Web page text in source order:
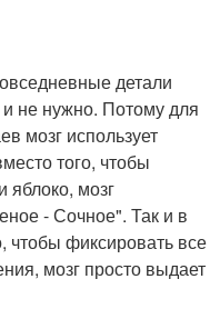
детали
не нужно. Потому для
мозг использует
того, чтобы
яблоко, мозг
- Сочное". Так и в
чтобы фиксировать все
мозг просто выдает